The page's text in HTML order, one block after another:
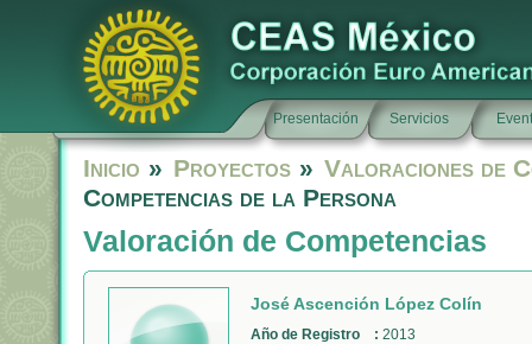
Presentación Servicios
Inicio » Proyectos » Valoraciones de
Competencias de la Persona
Valoración de Competencias
José Ascención López Colín
Año de Registro : 2013